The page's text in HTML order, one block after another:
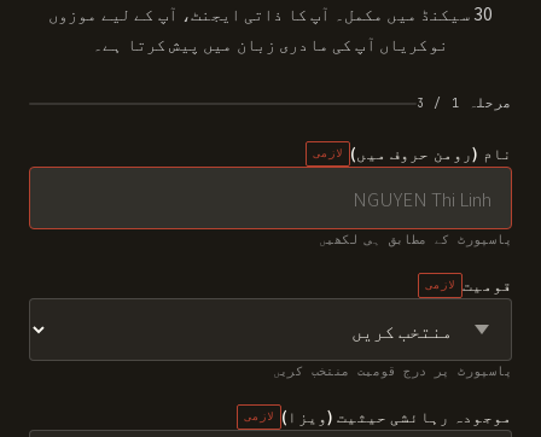
30 سیکنڈ میں مکمل۔ آپ کا ذاتی ایجنٹ، آپ کے لیے موزوں
نوکریاں آپ کی مادری زبان میں پیش کرتا ہے۔
مرحلہ 1 / 3
نام (رومن حروف میں) لازمی
پاسپورٹ کے مطابق ہی لکھیں
قومیت لازمی
پاسپورٹ پر درج قومیت منتخب کریں
موجودہ رہائشی حیثیت (ویزا) لازمی